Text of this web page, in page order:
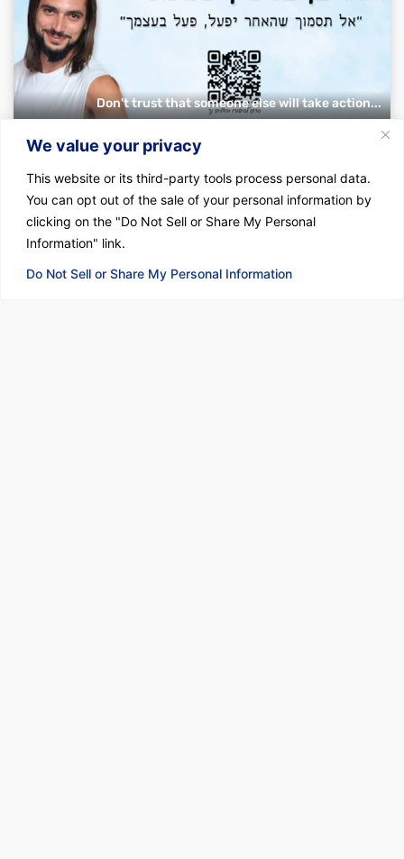
We value your privacy
This website or its third-party tools process personal data.
You can opt out of the sale of your personal information by
clicking on the "Do Not Sell or Share My Personal
Information" link.
Do Not Sell or Share My Personal Information
Don't trust that someone else will take action...
A signals officer is a combat soldier.